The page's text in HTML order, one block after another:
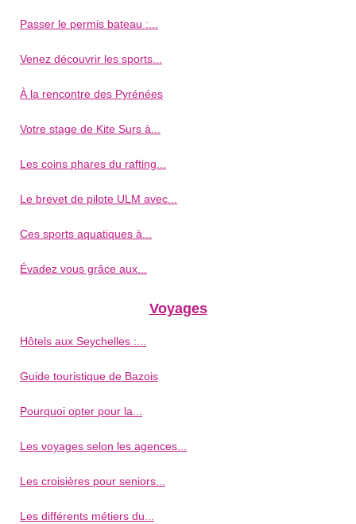
Passer le permis bateau :...
Venez découvrir les sports...
À la rencontre des Pyrénées
Votre stage de Kite Surs à...
Les coins phares du rafting...
Le brevet de pilote ULM avec...
Ces sports aquatiques à...
Évadez vous grâce aux...
Voyages
Hôtels aux Seychelles :...
Guide touristique de Bazois
Pourquoi opter pour la...
Les voyages selon les agences...
Les croisières pour seniors...
Les différents métiers du...